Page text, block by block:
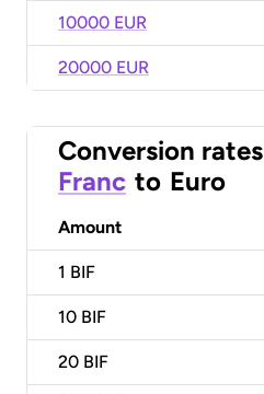
10000 EUR
20000 EUR
Conversion rates
Franc to Euro
Amount
1 BIF
10 BIF
20 BIF